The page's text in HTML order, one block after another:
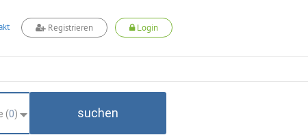
Registrieren Login
(0) suchen